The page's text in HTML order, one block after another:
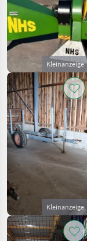
Kleinanzeige
Kleinanzeige